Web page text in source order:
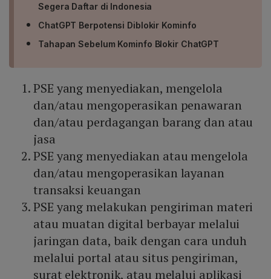
Segera Daftar di Indonesia
ChatGPT Berpotensi Diblokir Kominfo
Tahapan Sebelum Kominfo Blokir ChatGPT
PSE yang menyediakan, mengelola
dan/atau mengoperasikan penawaran
dan/atau perdagangan barang dan atau
jasa
PSE yang menyediakan atau mengelola
dan/atau mengoperasikan layanan
transaksi keuangan
PSE yang melakukan pengiriman materi
atau muatan digital berbayar melalui
jaringan data, baik dengan cara unduh
melalui portal atau situs pengiriman,
surat elektronik, atau melalui aplikasi